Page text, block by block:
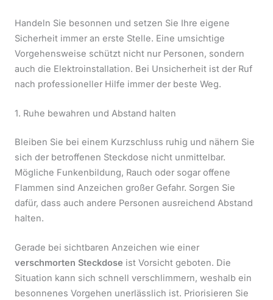
Handeln Sie besonnen und setzen Sie Ihre eigene
Sicherheit immer an erste Stelle. Eine umsichtige
Vorgehensweise schützt nicht nur Personen, sondern
auch die Elektroinstallation. Bei Unsicherheit ist der Ruf
nach professioneller Hilfe immer der beste Weg.
1. Ruhe bewahren und Abstand halten
Bleiben Sie bei einem Kurzschluss ruhig und nähern Sie
sich der betroffenen Steckdose nicht unmittelbar.
Mögliche Funkenbildung, Rauch oder sogar offene
Flammen sind Anzeichen großer Gefahr. Sorgen Sie
dafür, dass auch andere Personen ausreichend Abstand
halten.
Gerade bei sichtbaren Anzeichen wie einer
verschmorten Steckdose ist Vorsicht geboten. Die
Situation kann sich schnell verschlimmern, weshalb ein
besonnenes Vorgehen unerlässlich ist. Priorisieren Sie